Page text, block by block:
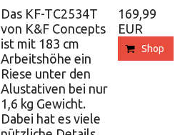
Das KF-TC2534T
von K&F Concepts
ist mit 183 cm
Arbeitshöhe ein
Riese unter den
Alustativen bei nur
1,6 kg Gewicht.
Dabei hat es viele
169,99
EUR
Shop